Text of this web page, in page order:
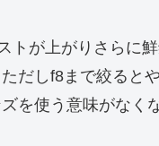
トが上がりさらに
だしf8まで絞ると
を使う意味がなくな